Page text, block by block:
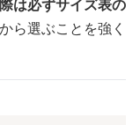
は必ずサイズ表の
ら選ぶことを強く